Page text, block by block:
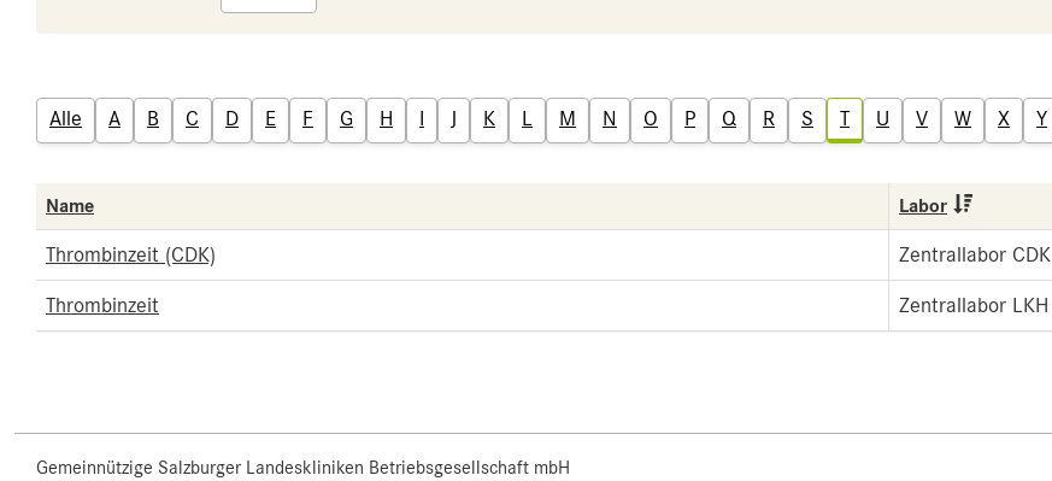
Alle A B C D E F G H I J K L M N O P Q R S T U V W X Y
Name Labor
Thrombinzeit (CDK) Zentrallabor CDK
Thrombinzeit Zentrallabor LKH
Gemeinnützige Salzburger Landeskliniken Betriebsgesellschaft mbH